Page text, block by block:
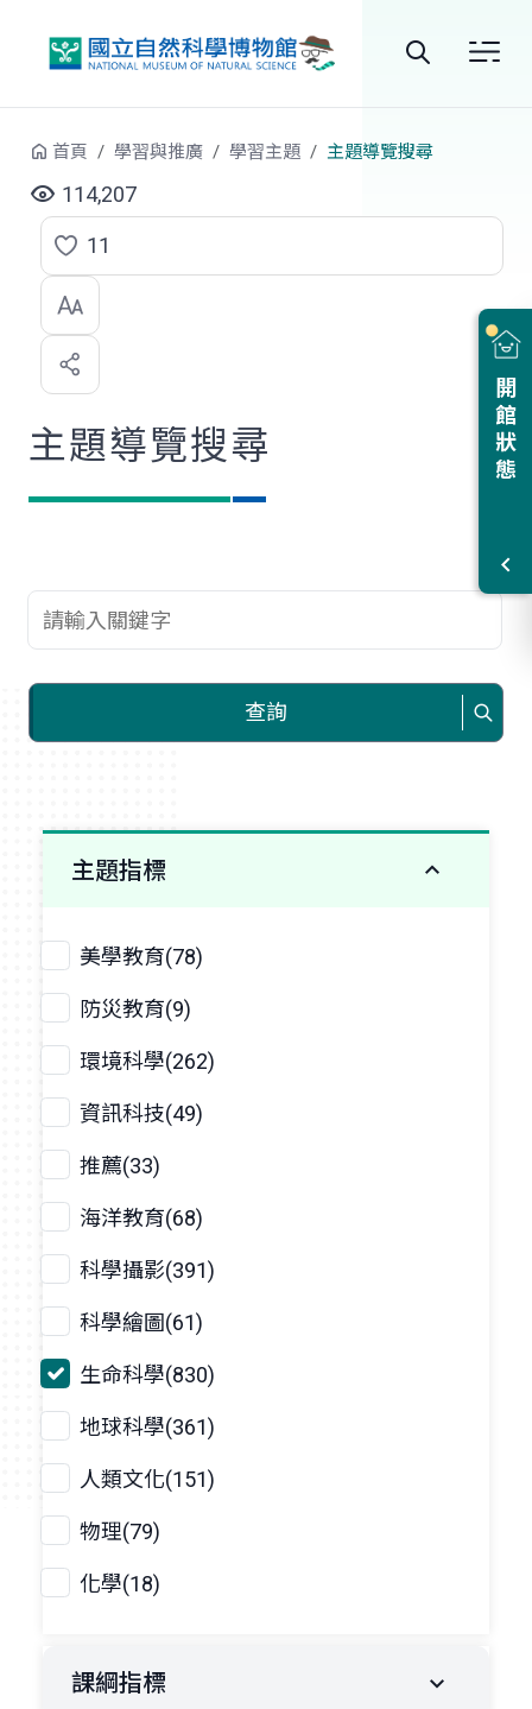
站
尋
開館狀態
首頁 學習與推廣 學習主題 主題導覽搜尋
114,207
點
選
喜
歡
11
主題導覽搜尋
查詢關鍵字
查詢
主題指標
美學教育(78)
防災教育(9)
環境科學(262)
資訊科技(49)
推薦(33)
海洋教育(68)
科學攝影(391)
科學繪圖(61)
生命科學(830)
地球科學(361)
人類文化(151)
物理(79)
化學(18)
課綱指標